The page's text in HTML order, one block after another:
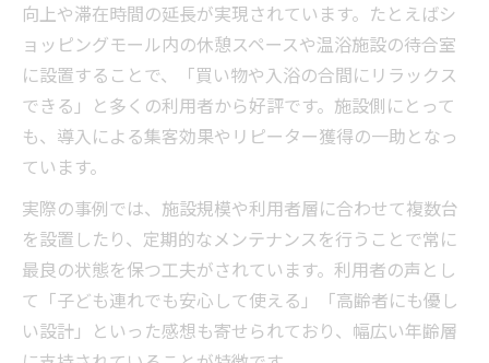
向上や滞在時間の延長が実現されています。たとえばシ
ョッピングモール内の休憩スペースや温浴施設の待合室
に設置することで、「買い物や入浴の合間にリラックス
できる」と多くの利用者から好評です。施設側にとって
も、導入による集客効果やリピーター獲得の一助となっ
ています。
実際の事例では、施設規模や利用者層に合わせて複数台
を設置したり、定期的なメンテナンスを行うことで常に
最良の状態を保つ工夫がされています。利用者の声とし
て「子ども連れでも安心して使える」「高齢者にも優し
い設計」といった感想も寄せられており、幅広い年齢層